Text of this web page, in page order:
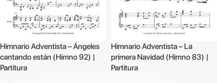
Himnario Adventista – Ángeles
cantando están (Himno 92) |
Partitura
Himnario Adventista – La
primera Navidad (Himno 83) |
Partitura